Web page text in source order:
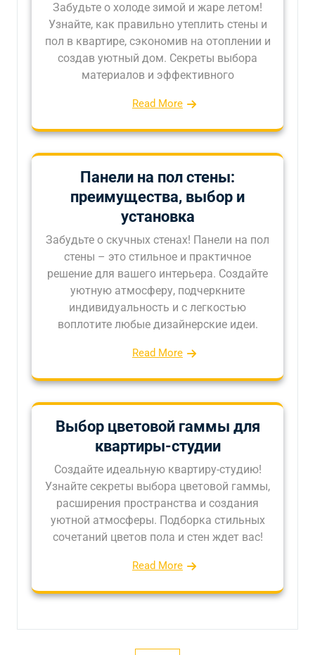
Забудьте о холоде зимой и жаре летом!
Узнайте, как правильно утеплить стены и
пол в квартире, сэкономив на отоплении и
создав уютный дом. Секреты выбора
материалов и эффективного
Read More
Панели на пол стены:
преимущества, выбор и
установка
Забудьте о скучных стенах! Панели на пол
стены – это стильное и практичное
решение для вашего интерьера. Создайте
уютную атмосферу, подчеркните
индивидуальность и с легкостью
воплотите любые дизайнерские идеи.
Read More
Выбор цветовой гаммы для
квартиры-студии
Создайте идеальную квартиру-студию!
Узнайте секреты выбора цветовой гаммы,
расширения пространства и создания
уютной атмосферы. Подборка стильных
сочетаний цветов пола и стен ждет вас!
Read More